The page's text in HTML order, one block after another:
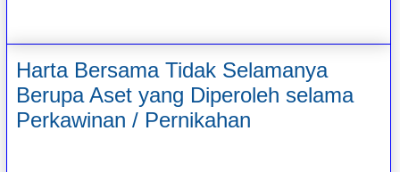
Harta Bersama Tidak Selamanya
Berupa Aset yang Diperoleh selama
Perkawinan / Pernikahan